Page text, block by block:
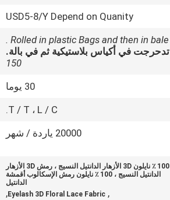
USD5-8/Y Depend on Quanity
Rolled in plastic Bags and then in bale .
تدحرجت في أكياس بلاستيكية ثم في بالة.
150
30 يوما
T / T ، L / C.
20000 ياردة / شهر
100 ٪ نايلون 3D الأزهار الدانتيل النسيج ، رمش 3D الأزهار
الدانتيل النسيج ، 100 ٪ نايلون رمش الإسكالوب أقمشة
الدانتيل
,
Eyelash 3D Floral Lace Fabric
,